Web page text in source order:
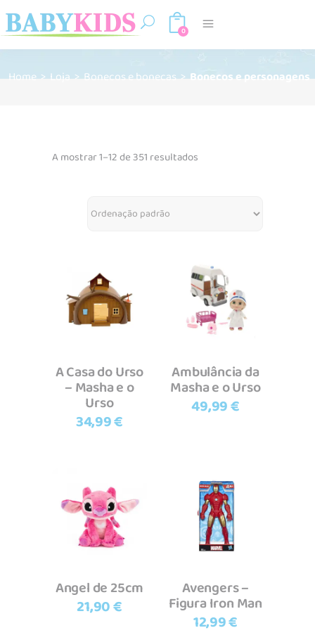
0
Home>Loja>Bonecos e bonecas>Bonecos e personagens
A mostrar 1–12 de 351 resultados
Adicionar
A Casa do Urso
– Masha e o
Urso
34,99€
Adicionar
Ambulância da
Masha e o Urso
49,99€
Adicionar
Angel de 25cm
21,90€
Adicionar
Avengers –
Figura Iron Man
12,99€